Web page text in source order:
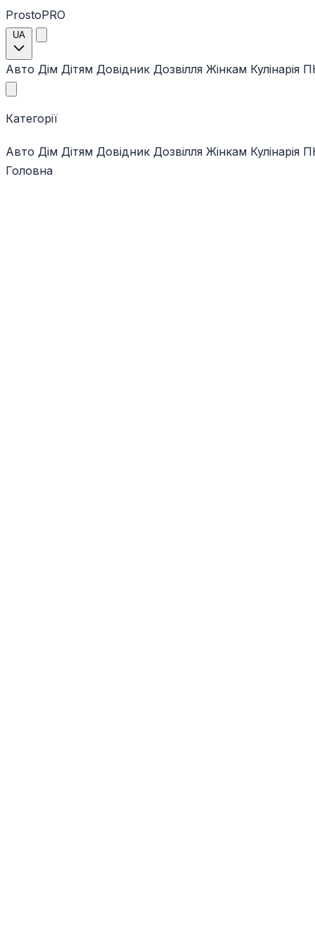
ProstoPRO
UA
Авто Дім Дітям Довідник Дозвілля Жінкам Кулінарія
Категорії
Авто Дім Дітям Довідник Дозвілля Жінкам Кулінарія
Головна